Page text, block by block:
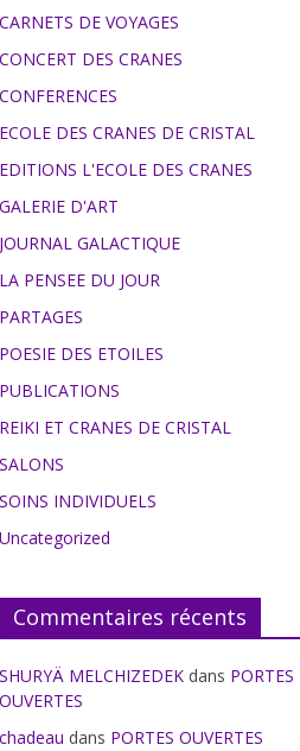
CARNETS DE VOYAGES
CONCERT DES CRANES
CONFERENCES
ECOLE DES CRANES DE CRISTAL
EDITIONS L'ECOLE DES CRANES
GALERIE D'ART
JOURNAL GALACTIQUE
LA PENSEE DU JOUR
PARTAGES
POESIE DES ETOILES
PUBLICATIONS
REIKI ET CRANES DE CRISTAL
SALONS
SOINS INDIVIDUELS
Uncategorized
Commentaires récents
SHURYÄ MELCHIZEDEK dans PORTES
OUVERTES
chadeau dans PORTES OUVERTES